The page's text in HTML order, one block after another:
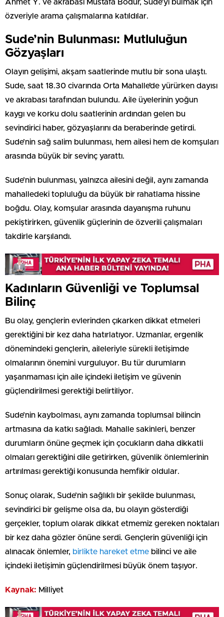
Ahmet Y. ve akrabası Mustafa Bodur, Sude’yi bulmak için
özveriyle arama çalışmalarına katıldılar.
Sude’nin Bulunması: Mutluluğun
Gözyaşları
Olayın gelişimi, akşam saatlerinde mutlu bir sona ulaştı.
Sude, saat 18.30 civarında Orta Mahalle’de yürürken dayısı
ve akrabası tarafından bulundu. Aile üyelerinin yoğun
kaygı ve korku dolu saatlerinin ardından gelen bu
sevindirici haber, gözyaşlarını da beraberinde getirdi.
Sude’nin sağ salim bulunması, hem ailesi hem de komşuları
arasında büyük bir sevinç yarattı.
Sude’nin bulunması, yalnızca ailesini değil, aynı zamanda
mahalledeki topluluğu da büyük bir rahatlama hissine
boğdu. Olay, komşular arasında dayanışma ruhunu
pekiştirirken, güvenlik güçlerinin de özverili çalışmaları
takdirle karşılandı.
Kadınların Güvenliği ve Toplumsal
Bilinç
Bu olay, gençlerin evlerinden çıkarken dikkat etmeleri
gerektiğini bir kez daha hatırlatıyor. Uzmanlar, ergenlik
dönemindeki gençlerin, aileleriyle sürekli iletişimde
olmalarının önemini vurguluyor. Bu tür durumların
yaşanmaması için aile içindeki iletişim ve güvenin
güçlendirilmesi gerektiği belirtiliyor.
Sude’nin kaybolması, aynı zamanda toplumsal bilincin
artmasına da katkı sağladı. Mahalle sakinleri, benzer
durumların önüne geçmek için çocukların daha dikkatli
olmaları gerektiğini dile getirirken, güvenlik önlemlerinin
artırılması gerektiği konusunda hemfikir oldular.
Sonuç olarak, Sude’nin sağlıklı bir şekilde bulunması,
sevindirici bir gelişme olsa da, bu olayın gösterdiği
gerçekler, toplum olarak dikkat etmemiz gereken noktaları
bir kez daha gözler önüne serdi. Gençlerin güvenliği için
alınacak önlemler, birlikte hareket etme bilinci ve aile
içindeki iletişimin güçlendirilmesi büyük önem taşıyor.
Kaynak: Milliyet